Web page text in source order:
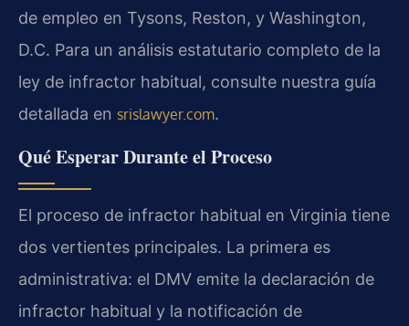
de empleo en Tysons, Reston, y Washington,
D.C. Para un análisis estatutario completo de la
ley de infractor habitual, consulte nuestra guía
detallada en srislawyer.com.
Qué Esperar Durante el Proceso
El proceso de infractor habitual en Virginia tiene
dos vertientes principales. La primera es
administrativa: el DMV emite la declaración de
infractor habitual y la notificación de